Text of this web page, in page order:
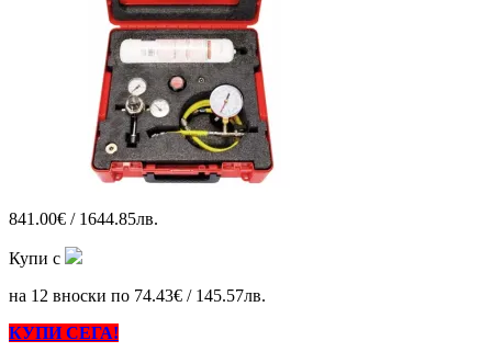
841.00€ / 1644.85лв.
Купи с
на 12 вноски по 74.43€ / 145.57лв.
КУПИ СЕГА!